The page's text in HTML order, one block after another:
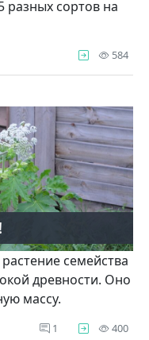
разных сортов на
584
семейства
древности. Оно
массу.
1 400